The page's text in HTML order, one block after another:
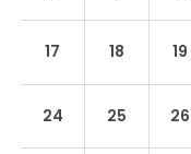
17 18 19
24 25 26